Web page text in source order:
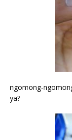
ngomong-
ya?